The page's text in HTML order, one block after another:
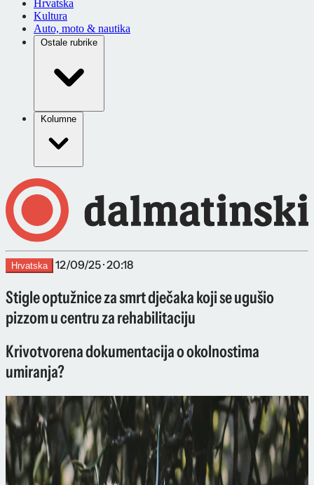
Hrvatska
Kultura
Auto, moto & nautika
Ostale rubrike
Kolumne
Hrvatska 12/09/25 · 20:18
Stigle optužnice za smrt dječaka koji se ugušio
pizzom u centru za rehabilitaciju
Krivotvorena dokumentacija o okolnostima
umiranja?